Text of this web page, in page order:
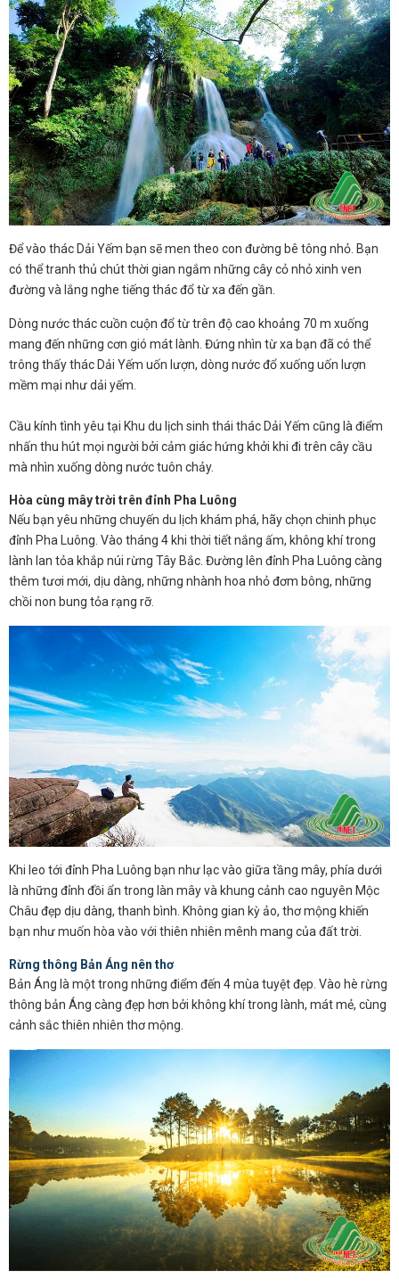
Để vào thác Dải Yếm bạn sẽ men theo con đường bê tông nhỏ. Bạn
có thể tranh thủ chút thời gian ngắm những cây cỏ nhỏ xinh ven
đường và lắng nghe tiếng thác đổ từ xa đến gần.
Dòng nước thác cuồn cuộn đổ từ trên độ cao khoảng 70 m xuống
mang đến những cơn gió mát lành. Đứng nhìn từ xa bạn đã có thể
trông thấy thác Dải Yếm uốn lượn, dòng nước đổ xuống uốn lượn
mềm mại như dải yếm.
Cầu kính tình yêu tại Khu du lịch sinh thái thác Dải Yếm cũng là điểm
nhấn thu hút mọi người bởi cảm giác hứng khởi khi đi trên cây cầu
mà nhìn xuống dòng nước tuôn chảy.
Hòa cùng mây trời trên đỉnh Pha Luông
Nếu bạn yêu những chuyến du lịch khám phá, hãy chọn chinh phục
đỉnh Pha Luông. Vào tháng 4 khi thời tiết nắng ấm, không khí trong
lành lan tỏa khắp núi rừng Tây Bắc. Đường lên đỉnh Pha Luông càng
thêm tươi mới, dịu dàng, những nhành hoa nhỏ đơm bông, những
chồi non bung tỏa rạng rỡ.
Khi leo tới đỉnh Pha Luông bạn như lạc vào giữa tầng mây, phía dưới
là những đỉnh đồi ẩn trong làn mây và khung cảnh cao nguyên Mộc
Châu đẹp dịu dàng, thanh bình. Không gian kỳ ảo, thơ mộng khiến
bạn như muốn hòa vào với thiên nhiên mênh mang của đất trời.
Rừng thông Bản Áng nên thơ
Bản Áng là một trong những điểm đến 4 mùa tuyệt đẹp. Vào hè rừng
thông bản Áng càng đẹp hơn bởi không khí trong lành, mát mẻ, cùng
cảnh sắc thiên nhiên thơ mộng.